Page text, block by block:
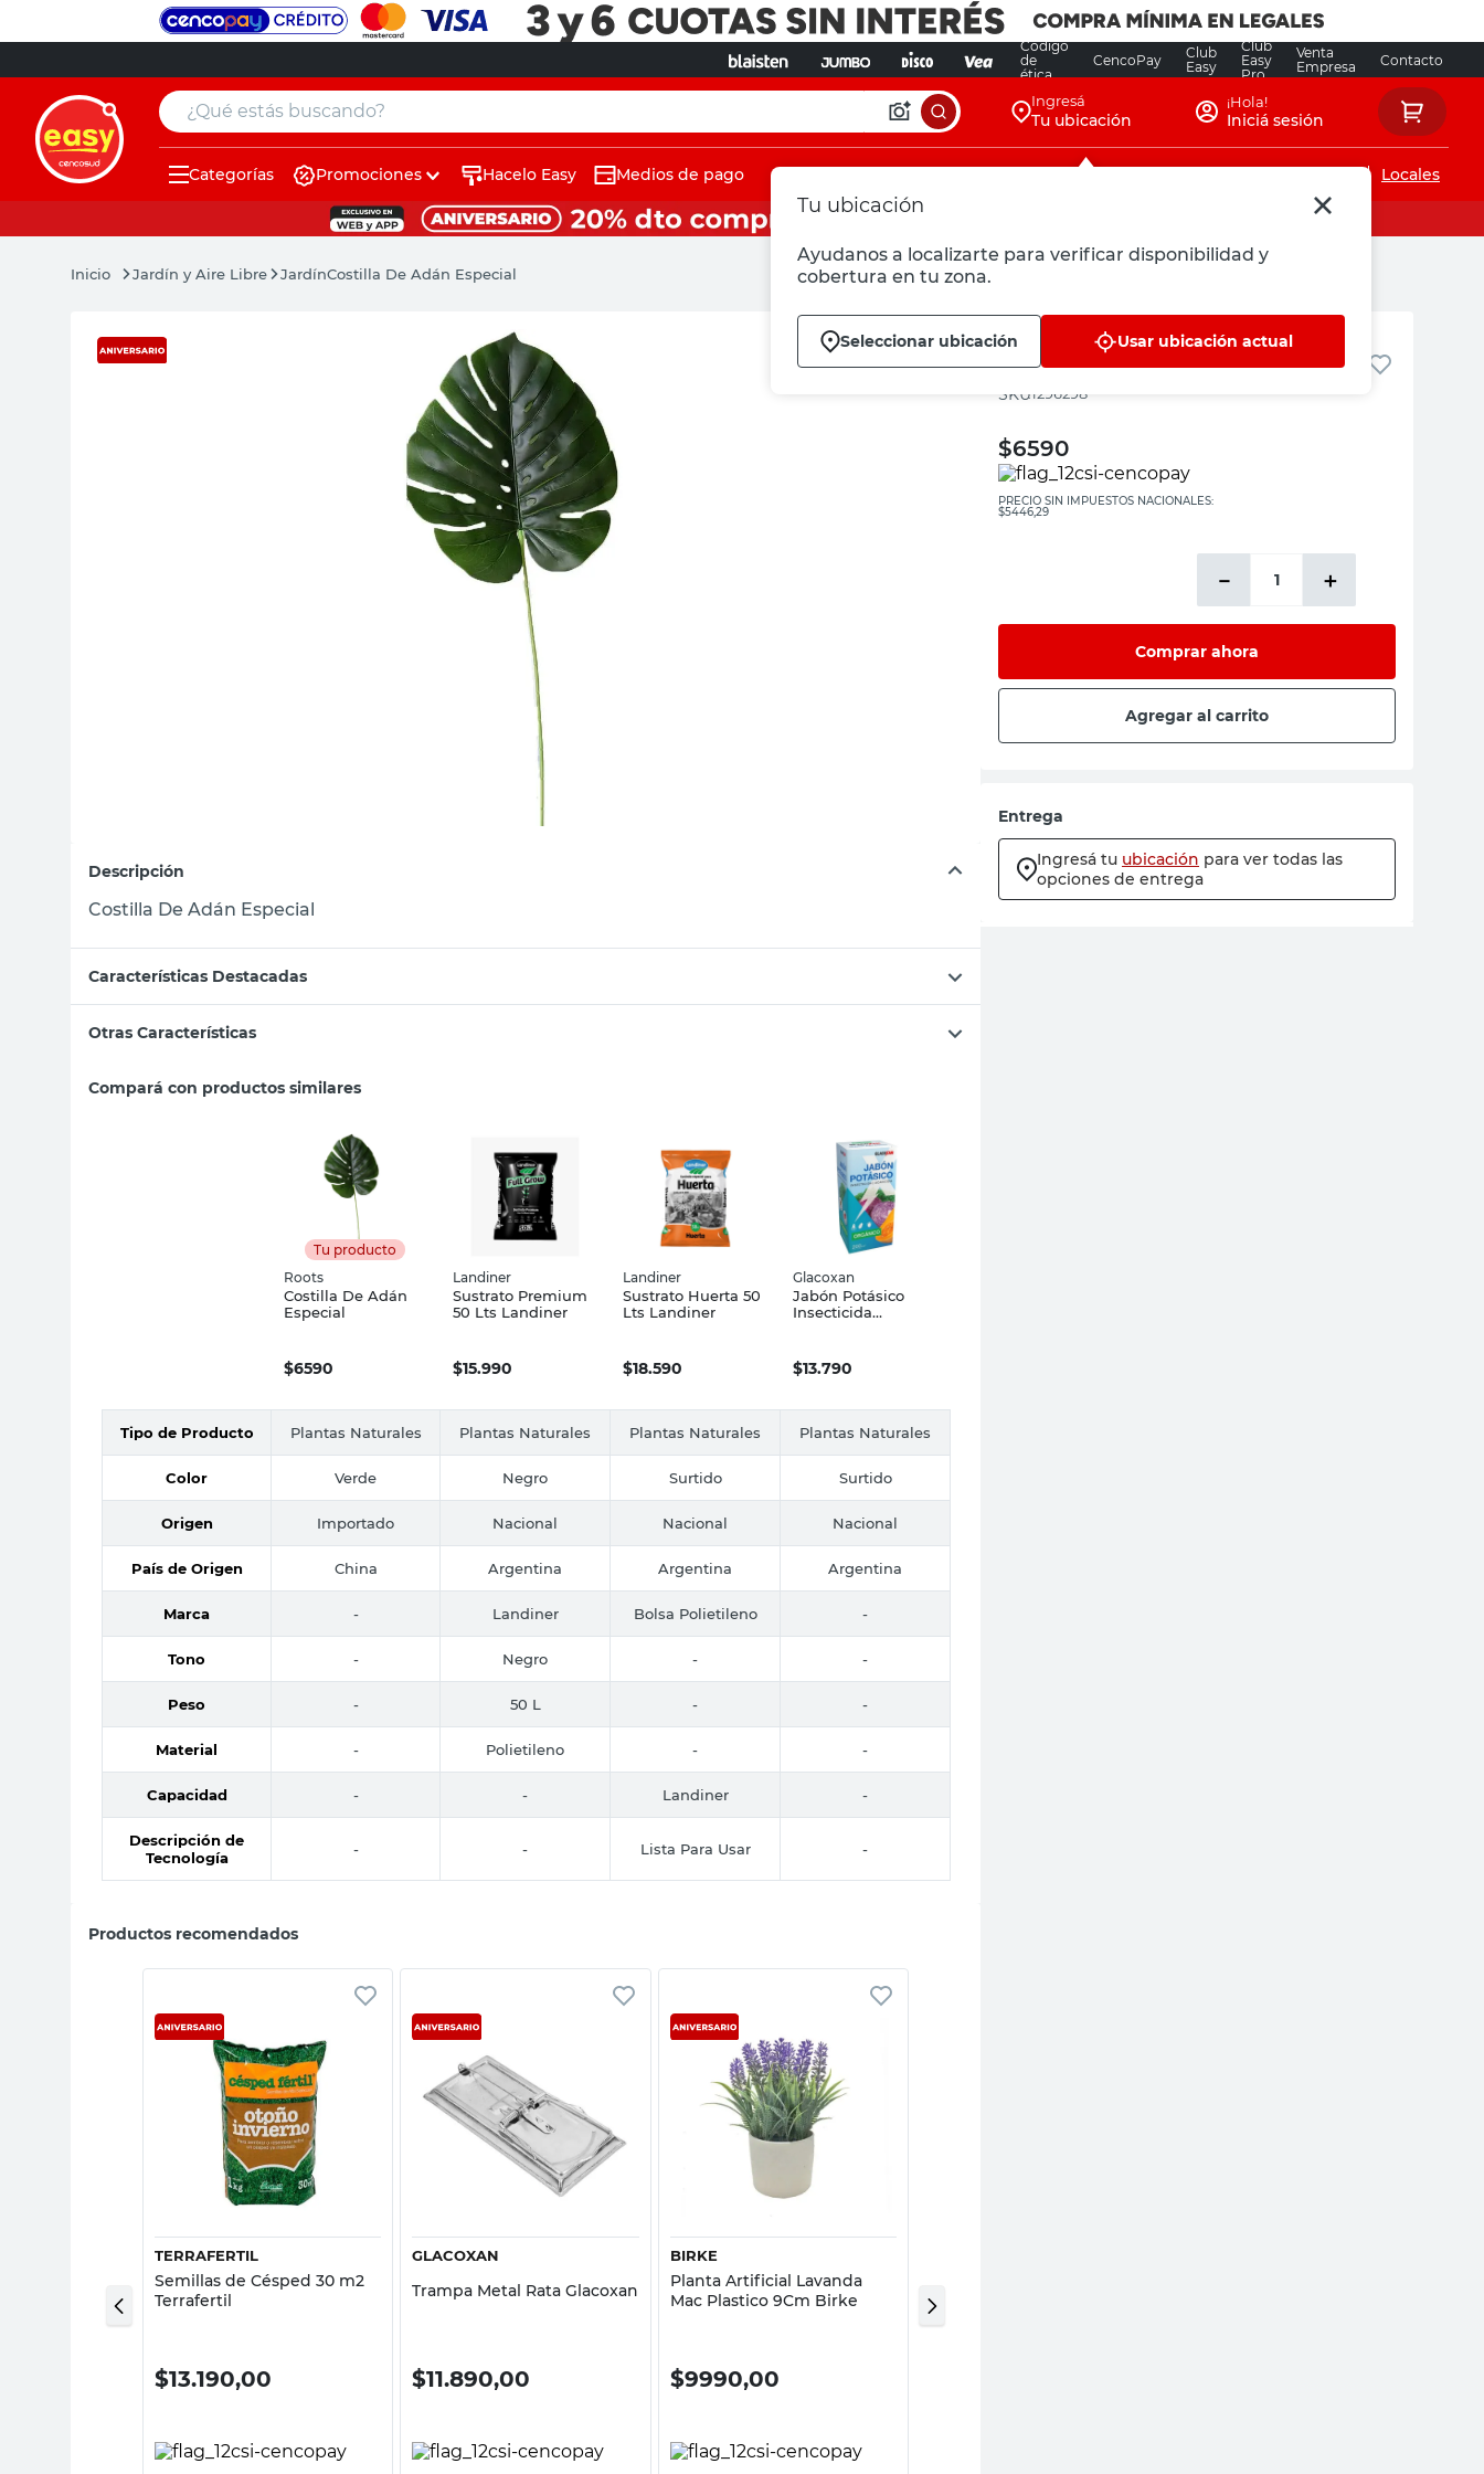
Código
de
ética
CencoPay
Club
Easy
Club
Easy
Pro
Venta
Empresa
Contacto
¿Qué estás buscando? Ingresá
Tu ubicación
Tu ubicación
Ayudanos a localizarte para verificar disponibilidad y
cobertura en tu zona.
Seleccionar ubicación Usar ubicación actual
¡Hola!
Iniciá sesión
Categorías Promociones Hacelo Easy Medios de pago Locales
Jardín y Aire Libre JardínCostilla De Adán Especial
Descripción
Costilla De Adán Especial
Características Destacadas
Otras Características
Compará con productos similares
Tu producto
Roots
Costilla De Adán
Especial
$6590
Landiner
Sustrato Premium
50 Lts Landiner
$15.990
Landiner
Sustrato Huerta 50
Lts Landiner
$18.590
Glacoxan
Jabón Potásico
Insecticida
$13.790
Tipo de Producto Plantas Naturales Plantas Naturales Plantas Naturales Plantas Naturales
Color Verde Negro Surtido Surtido
Origen Importado Nacional Nacional Nacional
País de Origen China Argentina Argentina Argentina
Marca - Landiner Bolsa Polietileno -
Tono - Negro - -
Peso - 50 L - -
Material - Polietileno - -
Capacidad - - Landiner -
Descripción de
Tecnología
- - Lista Para Usar -
Productos recomendados
Vista rápida
TERRAFERTIL
Semillas de Césped 30 m2
Terrafertil
$13.190,00
Vista rápida
GLACOXAN
Trampa Metal Rata Glacoxan
$11.890,00
Vista rápida
BIRKE
Planta Artificial Lavanda
Mac Plastico 9Cm Birke
$9990,00
Huagro Babotox
Roots
Costilla De Adán Especial
:1296298
$6590
PRECIO SIN IMPUESTOS NACIONALES:
$5446,29
＋
－
Comprar ahora
Agregar al carrito
Entrega
Ingresá tu ubicación para ver todas las
opciones de entrega
muebles